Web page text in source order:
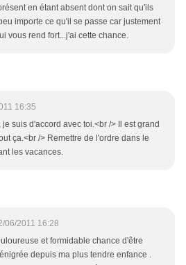
en étant absent dont on sait qu'ils
importe ce qu'il se passe car justement
vous rend fort...j'ai cette chance.
16:35
suis d'accord avec toi.<br /> Il est grand
ça.<br /> Remettre de l'ordre dans le
les vacances.
06/2011 16:28
et formidable chance d'être
depuis ma plus tendre enfance .